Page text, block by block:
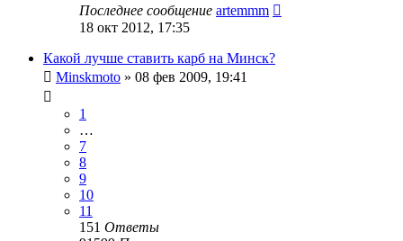
Последнее сообщение artemmm
18 окт 2012, 17:35
Какой лучше ставить карб на Минск?
Minskmoto » 08 фев 2009, 19:41
1
…
7
8
9
10
11
151 Ответы